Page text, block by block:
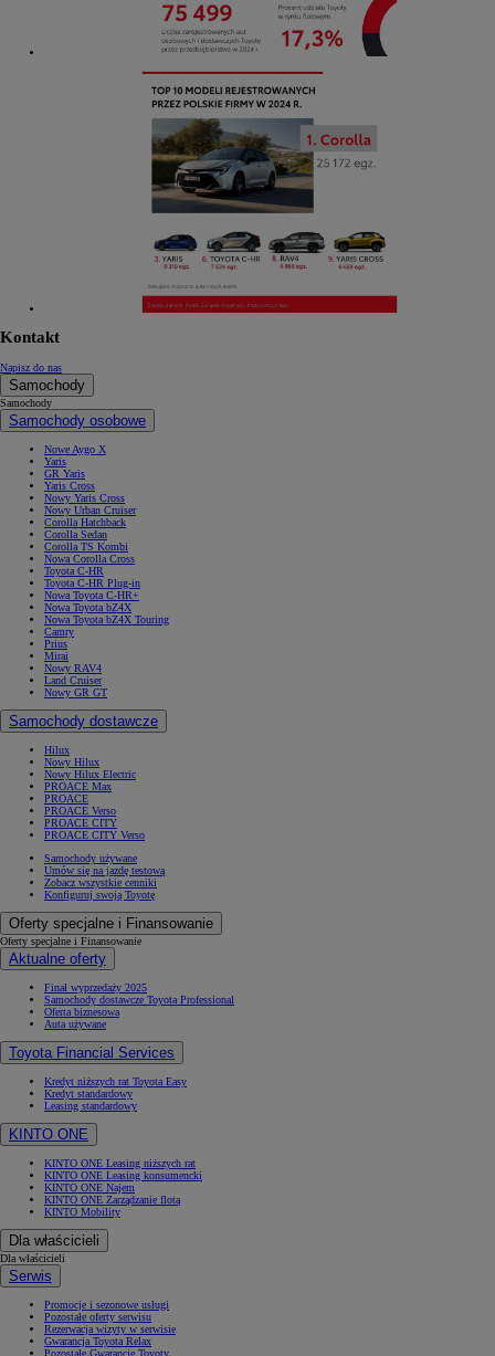
Kontakt
Napisz do nas
Samochody
Samochody
Samochody osobowe
Nowe Aygo X
Yaris
GR Yaris
Yaris Cross
Nowy Yaris Cross
Nowy Urban Cruiser
Corolla Hatchback
Corolla Sedan
Corolla TS Kombi
Nowa Corolla Cross
Toyota C-HR
Toyota C-HR Plug-in
Nowa Toyota C-HR+
Nowa Toyota bZ4X
Nowa Toyota bZ4X Touring
Camry
Prius
Mirai
Nowy RAV4
Land Cruiser
Nowy GR GT
Samochody dostawcze
Hilux
Nowy Hilux
Nowy Hilux Electric
PROACE Max
PROACE
PROACE Verso
PROACE CITY
PROACE CITY Verso
Samochody używane
Umów się na jazdę testową
Zobacz wszystkie cenniki
Konfiguruj swoją Toyotę
Oferty specjalne i Finansowanie
Oferty specjalne i Finansowanie
Aktualne oferty
Finał wyprzedaży 2025
Samochody dostawcze Toyota Professional
Oferta biznesowa
Auta używane
Toyota Financial Services
Kredyt niższych rat Toyota Easy
Kredyt standardowy
Leasing standardowy
KINTO ONE
KINTO ONE Leasing niższych rat
KINTO ONE Leasing konsumencki
KINTO ONE Najem
KINTO ONE Zarządzanie flotą
KINTO Mobility
Dla właścicieli
Dla właścicieli
Serwis
Promocje i sezonowe usługi
Pozostałe oferty serwisu
Rezerwacja wizyty w serwisie
Gwarancja Toyota Relax
Pozostałe Gwarancje Toyoty